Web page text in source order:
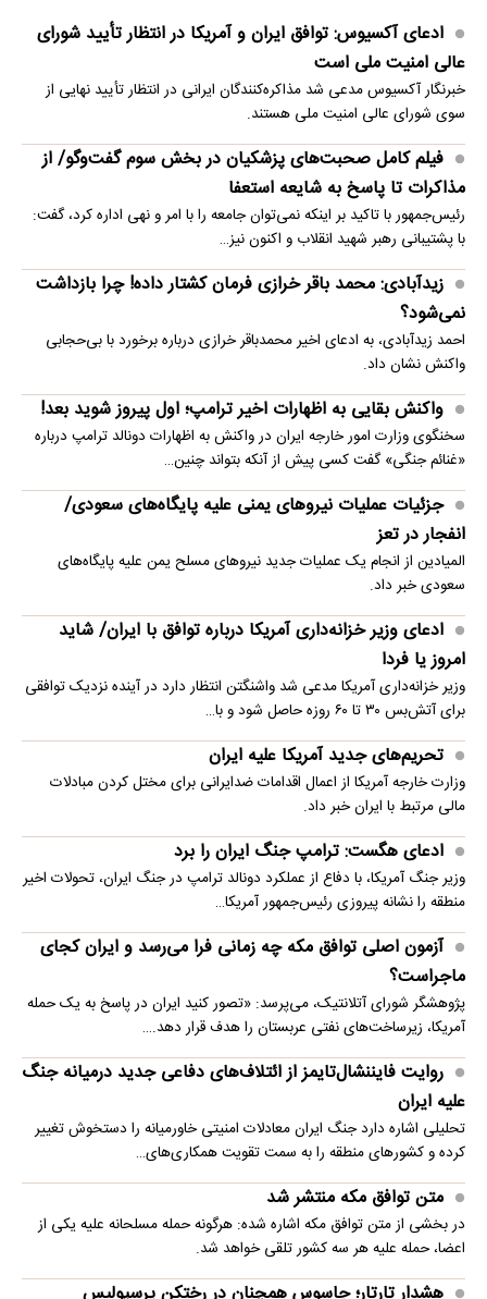
ادعای آکسیوس: توافق ایران و آمریکا در انتظار تأیید شورای
عالی امنیت ملی است
خبرنگار آکسیوس مدعی شد مذاکره‌کنندگان ایرانی در انتظار تأیید نهایی از
سوی شورای عالی امنیت ملی هستند.
فیلم کامل صحبت‌های پزشکیان در بخش سوم گفت‌وگو/ از
مذاکرات تا پاسخ به شایعه استعفا
رئیس‌جمهور با تاکید بر اینکه نمی‌توان جامعه را با امر و نهی اداره کرد، گفت:
با پشتیبانی رهبر شهید انقلاب و اکنون نیز…
زیدآبادی: محمد باقر خرازی فرمان کشتار داده! چرا بازداشت
نمی‌شود؟
احمد زیدآبادی، به ادعای اخیر محمدباقر خرازی درباره برخورد با بی‌حجابی
واکنش نشان داد.
واکنش بقایی به اظهارات اخیر ترامپ؛ اول پیروز شوید بعد!
سخنگوی وزارت امور خارجه ایران در واکنش به اظهارات دونالد ترامپ درباره
«غنائم جنگی» گفت کسی پیش از آنکه بتواند چنین…
جزئیات عملیات نیروهای یمنی علیه پایگاه‌های سعودی/
انفجار در تعز
المیادین از انجام یک عملیات جدید نیروهای مسلح یمن علیه پایگاه‌های
سعودی خبر داد.
ادعای وزیر خزانه‌داری آمریکا درباره توافق با ایران/ شاید
امروز یا فردا
وزیر خزانه‌داری آمریکا مدعی شد واشنگتن انتظار دارد در آینده نزدیک توافقی
برای آتش‌بس ۳۰ تا ۶۰ روزه حاصل شود و با…
تحریم‌های جدید آمریکا علیه ایران
وزارت خارجه آمریکا از اعمال اقدامات ضدایرانی برای مختل کردن مبادلات
مالی مرتبط با ایران خبر داد.
ادعای هگست: ترامپ جنگ ایران را برد
وزیر جنگ آمریکا، با دفاع از عملکرد دونالد ترامپ در جنگ ایران، تحولات اخیر
منطقه را نشانه پیروزی رئیس‌جمهور آمریکا…
آزمون اصلی توافق مکه چه زمانی فرا می‌رسد و ایران کجای
ماجراست؟
پژوهشگر شورای آتلانتیک، می‌پرسد: «تصور کنید ایران در پاسخ به یک حمله
آمریکا، زیرساخت‌های نفتی عربستان را هدف قرار دهد.…
روایت فایننشال‌تایمز از ائتلاف‌های دفاعی جدید درمیانه جنگ
علیه ایران
تحلیلی اشاره دارد جنگ ایران معادلات امنیتی خاورمیانه را دستخوش تغییر
کرده و کشورهای منطقه را به سمت تقویت همکاری‌های…
متن توافق مکه منتشر شد
در بخشی از متن توافق مکه اشاره شده: هرگونه حمله مسلحانه علیه یکی از
اعضا، حمله علیه هر سه کشور تلقی خواهد شد.